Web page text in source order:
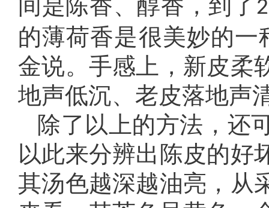
间是陈香、醇香，到了
的薄荷香是很美妙的
金说。手感上，新皮柔
地声低沉、老皮落地声
除了以上的方法，还
以此来分辨出陈皮的好
其汤色越深越油亮，从